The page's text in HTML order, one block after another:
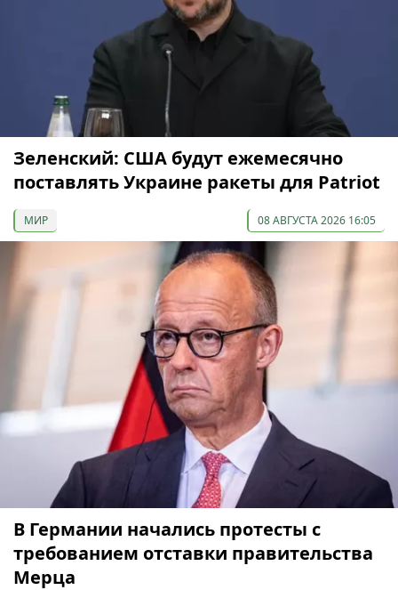
Зеленский: США будут ежемесячно
поставлять Украине ракеты для Patriot
МИР 08 АВГУСТА 2026 16:05
В Германии начались протесты с
требованием отставки правительства
Мерца